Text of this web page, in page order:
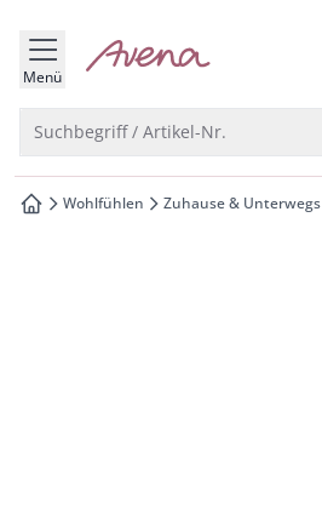
springen
springen
springen
springen
Menü zur Startseite
Suchbegriff / Artikel-Nr.
zur Startseite
Wohlfühlen Zuhause & Unterwegs